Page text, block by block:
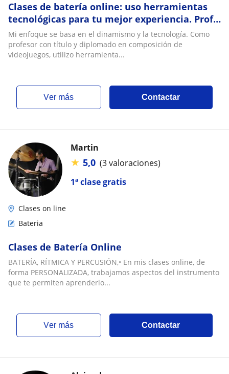
Clases de batería online: uso herramientas
tecnológicas para tu mejor experiencia. Profe
titulado con diplomatura en composición
Mi enfoque se basa en el dinamismo y la tecnología. Como
profesor con título y diplomado en composición de
videojuegos, utilizo herramienta...
ver más Contactar
1ª clase gratis
Martin
★ 5,0 (3 valoraciones)
Clases on line
Bateria
Clases de Batería Online
BATERÍA, RÍTMICA Y PERCUSIÓN,• En mis clases online, de
forma PERSONALIZADA, trabajamos aspectos del instrumento
que te permiten aprenderlo...
ver más Contactar